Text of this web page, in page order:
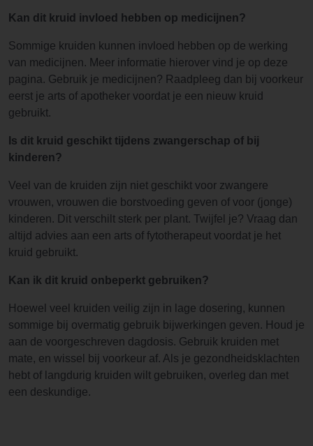
Kan dit kruid invloed hebben op medicijnen?
Sommige kruiden kunnen invloed hebben op de werking
van medicijnen. Meer informatie hierover vind je op deze
pagina. Gebruik je medicijnen? Raadpleeg dan bij voorkeur
eerst je arts of apotheker voordat je een nieuw kruid
gebruikt.
Is dit kruid geschikt tijdens zwangerschap of bij
kinderen?
Veel van de kruiden zijn niet geschikt voor zwangere
vrouwen, vrouwen die borstvoeding geven of voor (jonge)
kinderen. Dit verschilt sterk per plant. Twijfel je? Vraag dan
altijd advies aan een arts of fytotherapeut voordat je het
kruid gebruikt.
Kan ik dit kruid onbeperkt gebruiken?
Hoewel veel kruiden veilig zijn in lage dosering, kunnen
sommige bij overmatig gebruik bijwerkingen geven. Houd je
aan de voorgeschreven dagdosis. Gebruik kruiden met
mate, en wissel bij voorkeur af. Als je gezondheidsklachten
hebt of langdurig kruiden wilt gebruiken, overleg dan met
een deskundige.